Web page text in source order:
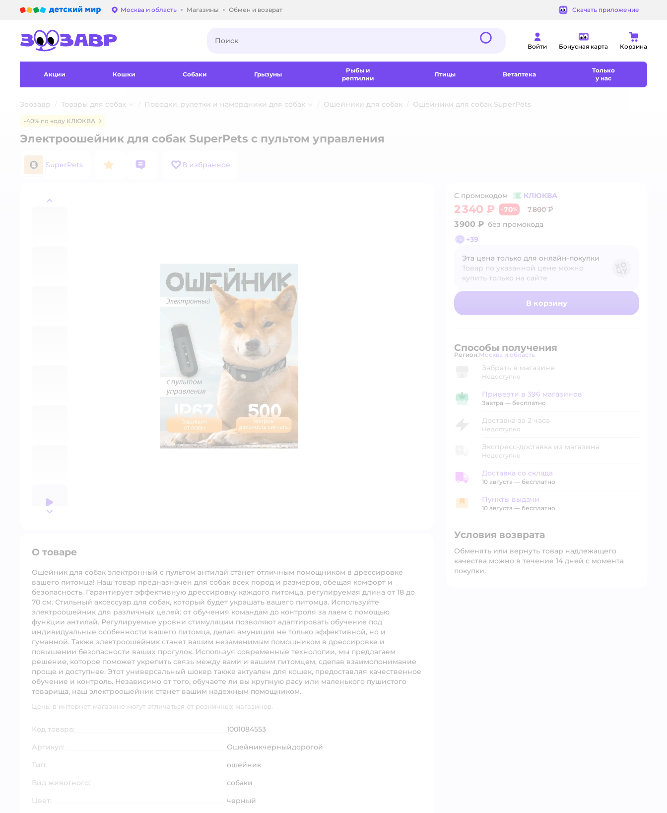
Выбор адреса доставки.
Москва и область Магазины Обмен и возврат Скачать приложение
Войти Бонусная карта Корзина
Акции Кошки Собаки Грызуны
Рыбы и
рептилии
Птицы Ветаптека
Только
у нас
Зоозавр Товары для собак Поводки, рулетки и намордники для собак Ошейники для собак Ошейники для собак SuperPets
назад
далее
-40% по коду КЛЮКВА
Электроошейник для собак SuperPets с пультом управления
SuperPets В избранное
С промокодом КЛЮКВА
2 340 ₽ −70% 7 800 ₽
3 900 ₽ без промокода
+39
Эта цена только для онлайн‑покупки
Товар по указанной цене можно
купить только на сайте
В корзину
Способы получения
Регион: Выбор адреса доставки.
Москва и область
Забрать в магазине
Недоступно
Привезти в магазин
Привезти в 396 магазинов
Завтра — бесплатно
Доставка за 2 часа
Недоступно
Экспресс-доставка из магазина
Недоступно
Доставка со склада
Доставка со склада
10 августа — бесплатно
Пункты выдачи
Пункты выдачи
10 августа — бесплатно
Условия возврата
Обменять или вернуть товар надлежащего
качества можно в течение 14 дней с момента
покупки.
О товаре
Ошейник для собак электронный с пультом антилай станет отличным помощником в дрессировке
вашего питомца! Наш товар предназначен для собак всех пород и размеров, обещая комфорт и
безопасность. Гарантирует эффективную дрессировку каждого питомца, регулируемая длина от 18 до
70 см. Стильный аксессуар для собак, который будет украшать вашего питомца. Используйте
электроошейник для различных целей: от обучения командам до контроля за лаем с помощью
функции антилай. Регулируемые уровни стимуляции позволяют адаптировать обучение под
индивидуальные особенности вашего питомца, делая амуниция не только эффективной, но и
гуманной. Также электроошейник станет вашим незаменимым помощником в дрессировке и
повышении безопасности ваших прогулок. Используя современные технологии, мы предлагаем
решение, которое поможет укрепить связь между вами и вашим питомцем, сделав взаимопонимание
проще и доступнее. Этот универсальный шокер также актуален для кошек, предоставляя качественное
обучение и контроль. Независимо от того, обучаете ли вы крупную расу или маленького пушистого
товарища, наш электроошейник станет вашим надежным помощником.
Цены в интернет-магазине могут отличаться от розничных магазинов.
Код товара:
1001084553
Артикул:
Ошейникчерныйдорогой
Тип:
ошейник
Вид животного:
собаки
Цвет:
черный